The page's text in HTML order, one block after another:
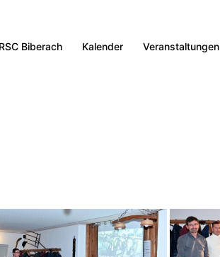
RSC Biberach Kalender Veranstaltungen